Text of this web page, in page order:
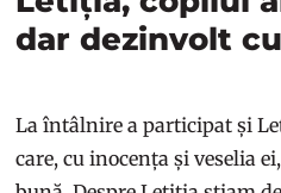
dar dezinvolt
La întâlnire a participat și
care, cu inocența și veselia